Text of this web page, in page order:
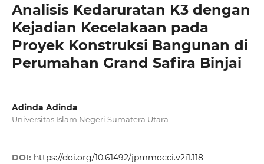
Analisis Kedaruratan K3 dengan
Kejadian Kecelakaan pada
Proyek Konstruksi Bangunan di
Perumahan Grand Safira Binjai
Adinda Adinda
Universitas Islam Negeri Sumatera Utara
DOI: https://doi.org/10.61492/jpmmocci.v2i1.118